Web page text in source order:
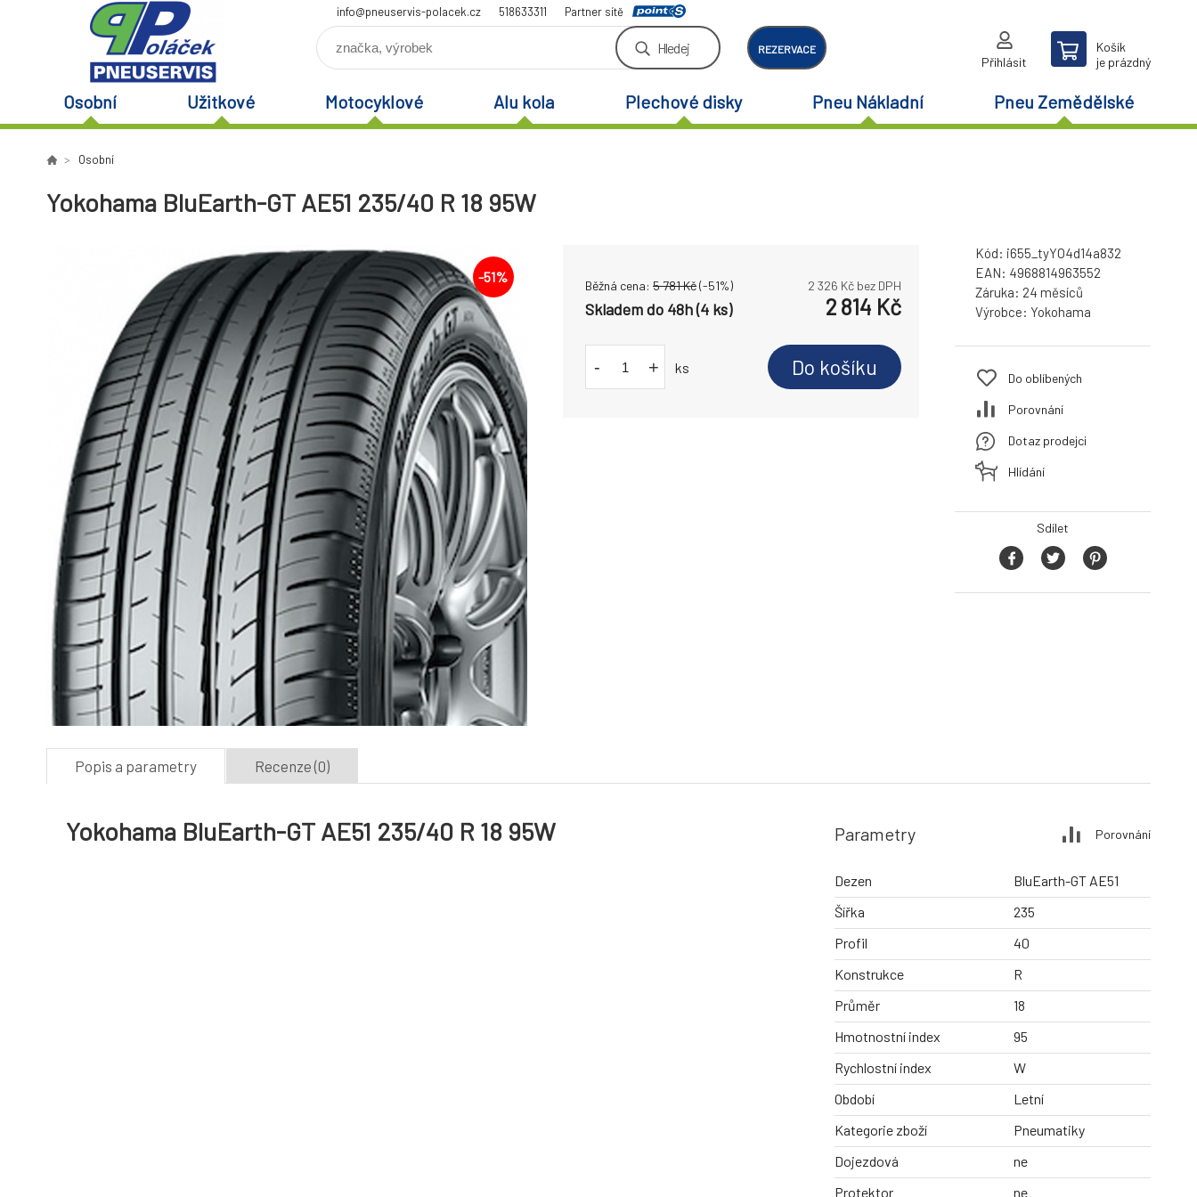
info@pneuservis-polacek.cz 518633311 Partner sítě
Hledej REZERVACE
Přihlásit
Košík
je prázdný
Osobní Užitkové Motocyklové Alu kola Plechové disky Pneu Nákladní Pneu Zemědělské
Osobní
Yokohama BluEarth-GT AE51 235/40 R 18 95W
-51%
Běžná cena: 5 781Kč(-51%) 2 326 Kč bez DPH
Skladem do 48h (4 ks) 2 814 Kč
- + ks Do košíku
Kód: i655_tyYO4d14a832
EAN: 4968814963552
Záruka: 24 měsíců
Výrobce: Yokohama
Do oblíbených
Porovnání
Dotaz prodejci
Hlídání
Sdílet
Popis a parametry Recenze (0)
Yokohama BluEarth-GT AE51 235/40 R 18 95W Parametry Porovnání
Dezen
BluEarth-GT AE51
Šířka
235
Profil
40
Konstrukce
R
Průměr
18
Hmotnostní index
95
Rychlostní index
W
Období
Letní
Kategorie zboží
Pneumatiky
Dojezdová
ne
Protektor
ne